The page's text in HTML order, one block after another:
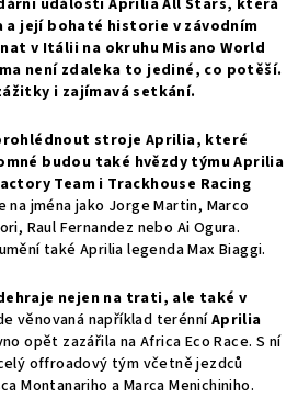
události Aprilia All Stars, která
a její bohaté historie v závodním
v Itálii na okruhu Misano World
není zdaleka to jediné, co potěší.
i zajímavá setkání.
stroje Aprilia, které
budou také hvězdy týmu Aprilia
Team i Trackhouse Racing
jména jako Jorge Martin, Marco
Raul Fernandez nebo Ai Ogura.
také Aprilia legenda Max Biaggi.
nejen na trati, ale také v
věnovaná například terénníAprilia
opět zazářila na Africa Eco Race. S ní
offroadový tým včetně jezdců
Montanariho a Marca Menichiniho.